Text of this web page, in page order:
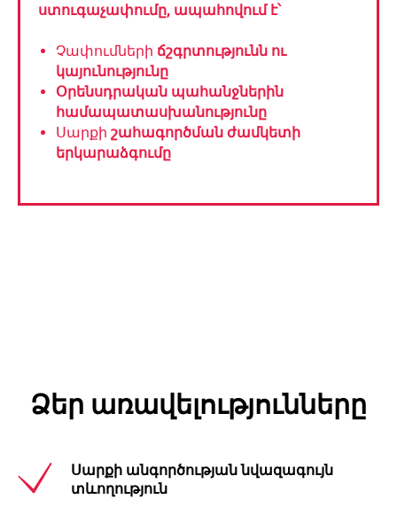
ստուգաչափումը, ապահովում է՝
Չափումների ճշգրտությունն ու
կայունությունը
Օրենսդրական պահանջներին
համապատասխանությունը
Սարքի շահագործման ժամկետի
երկարաձգումը
Ձեր առավելությունները
Սարքի անգործության նվազագույն
տևողություն